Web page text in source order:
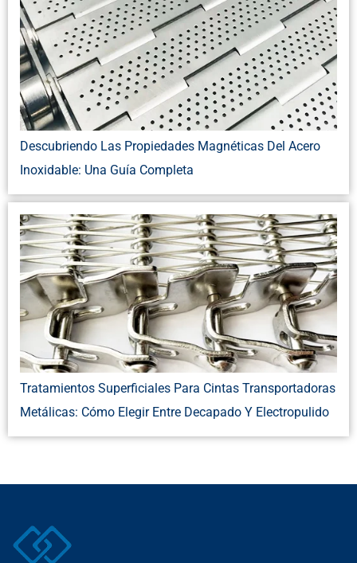
Descubriendo Las Propiedades Magnéticas Del Acero
Inoxidable: Una Guía Completa
Tratamientos Superficiales Para Cintas Transportadoras
Metálicas: Cómo Elegir Entre Decapado Y Electropulido